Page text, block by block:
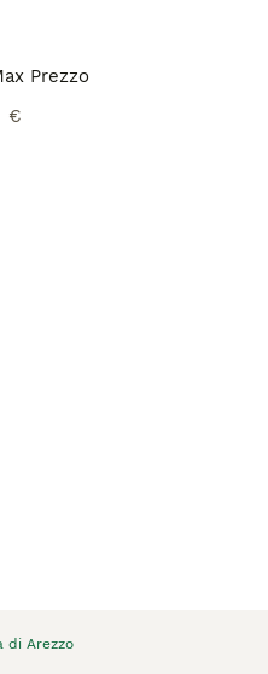
Prezzo
€
di Arezzo